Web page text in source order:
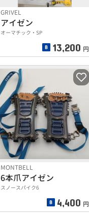
GRIVEL
アイゼン
オーマチック・SP
13,200 円
MONTBELL
6本爪アイゼン
スノースパイク6
4,400 円